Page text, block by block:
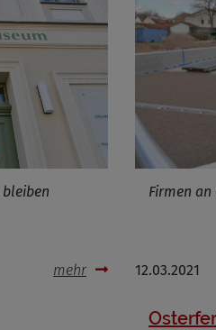
mehr
Firmen
12.03.2021